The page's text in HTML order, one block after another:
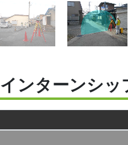
インターンシッ